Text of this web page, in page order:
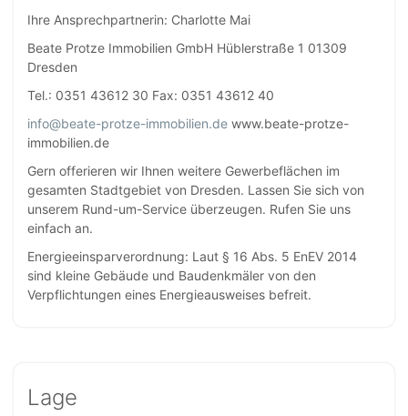
Ihre Ansprechpartnerin: Charlotte Mai
Beate Protze Immobilien GmbH Hüblerstraße 1 01309
Dresden
Tel.: 0351 43612 30 Fax: 0351 43612 40
info@beate-protze-immobilien.de www.beate-protze-
immobilien.de
Gern offerieren wir Ihnen weitere Gewerbeflächen im
gesamten Stadtgebiet von Dresden. Lassen Sie sich von
unserem Rund-um-Service überzeugen. Rufen Sie uns
einfach an.
Energieeinsparverordnung: Laut § 16 Abs. 5 EnEV 2014
sind kleine Gebäude und Baudenkmäler von den
Verpflichtungen eines Energieausweises befreit.
Lage